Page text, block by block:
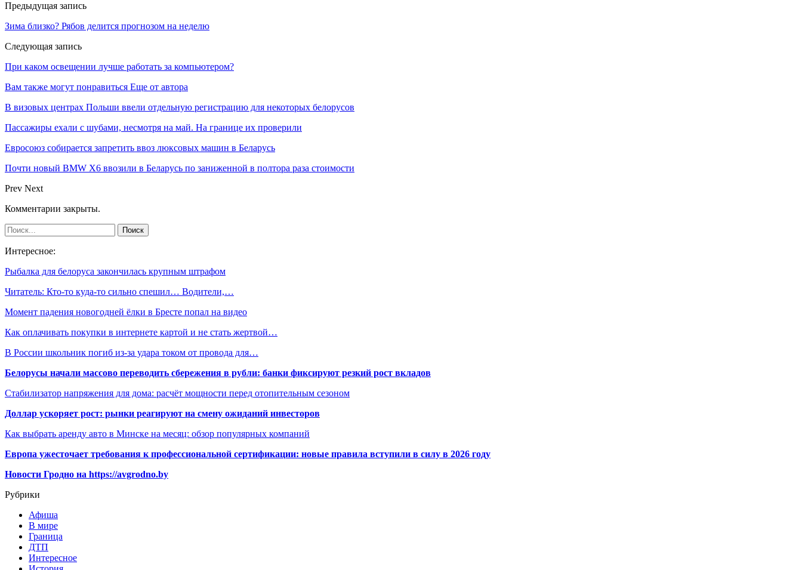
Предыдущая запись
Зима близко? Рябов делится прогнозом на неделю
Следующая запись
При каком освещении лучше работать за компьютером?
Вам также могут понравиться Еще от автора
В визовых центрах Польши ввели отдельную регистрацию для некоторых белорусов
Пассажиры ехали с шубами, несмотря на май. На границе их проверили
Евросоюз собирается запретить ввоз люксовых машин в Беларусь
Почти новый BMW X6 ввозили в Беларусь по заниженной в полтора раза стоимости
Prev Next
Комментарии закрыты.
Интересное:
Рыбалка для белоруса закончилась крупным штрафом
Читатель: Кто-то куда-то сильно спешил… Водители,…
Момент падения новогодней ёлки в Бресте попал на видео
Как оплачивать покупки в интернете картой и не стать жертвой…
В России школьник погиб из-за удара током от провода для…
Белорусы начали массово переводить сбережения в рубли: банки фиксируют резкий рост вкладов
Стабилизатор напряжения для дома: расчёт мощности перед отопительным сезоном
Доллар ускоряет рост: рынки реагируют на смену ожиданий инвесторов
Как выбрать аренду авто в Минске на месяц: обзор популярных компаний
Европа ужесточает требования к профессиональной сертификации: новые правила вступили в силу в 2026 году
Новости Гродно на https://avgrodno.by
Рубрики
Афиша
В мире
Граница
ДТП
Интересное